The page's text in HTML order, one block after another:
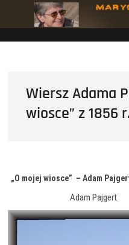
Wiersz Adama
wiosce” z 1856 r.
„O mojej wiosce” – Adam
Adam Pajgert